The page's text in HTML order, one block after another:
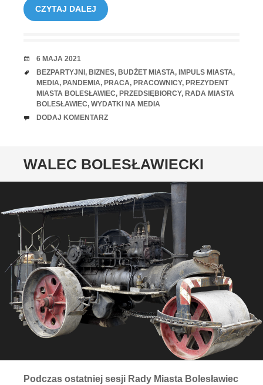
CZYTAJ DALEJ
RANDKA
6 MAJA 2021
TAGI
BEZPARTYJNI , BIZNES, BUDŻET MIASTA, IMPULS MIASTA,
MEDIA, PANDEMIA, PRACA, PRACOWNICY, PREZYDENT
MIASTA BOLESŁAWIEC, PRZEDSIĘBIORCY, RADA MIASTA
BOLESŁAWIEC, WYDATKI NA MEDIA
UWAGI
DODAJ KOMENTARZ
WALEC BOLESŁAWIECKI
Podczas ostatniej sesji Rady Miasta Bolesławiec